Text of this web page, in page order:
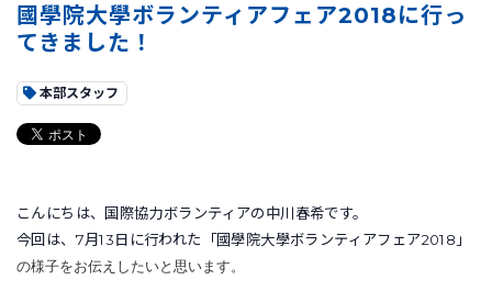
國學院大學ボランティアフェア2018に行っ
てきました！
本部スタッフ
こんにちは、国際協力ボランティアの中川春希です。
今回は、7月13日に行われた「國學院大學ボランティアフェア2018」
の様子をお伝えしたいと思います。